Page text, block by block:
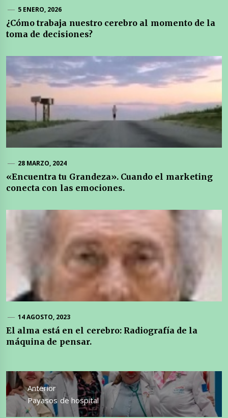
5 ENERO, 2026
¿Cómo trabaja nuestro cerebro al momento de la
toma de decisiones?
28 MARZO, 2024
«Encuentra tu Grandeza». Cuando el marketing
conecta con las emociones.
14 AGOSTO, 2023
El alma está en el cerebro: Radiografía de la
máquina de pensar.
Navegación
de
entradas
Anterior
Entrada
anterior:
Payasos de hospital